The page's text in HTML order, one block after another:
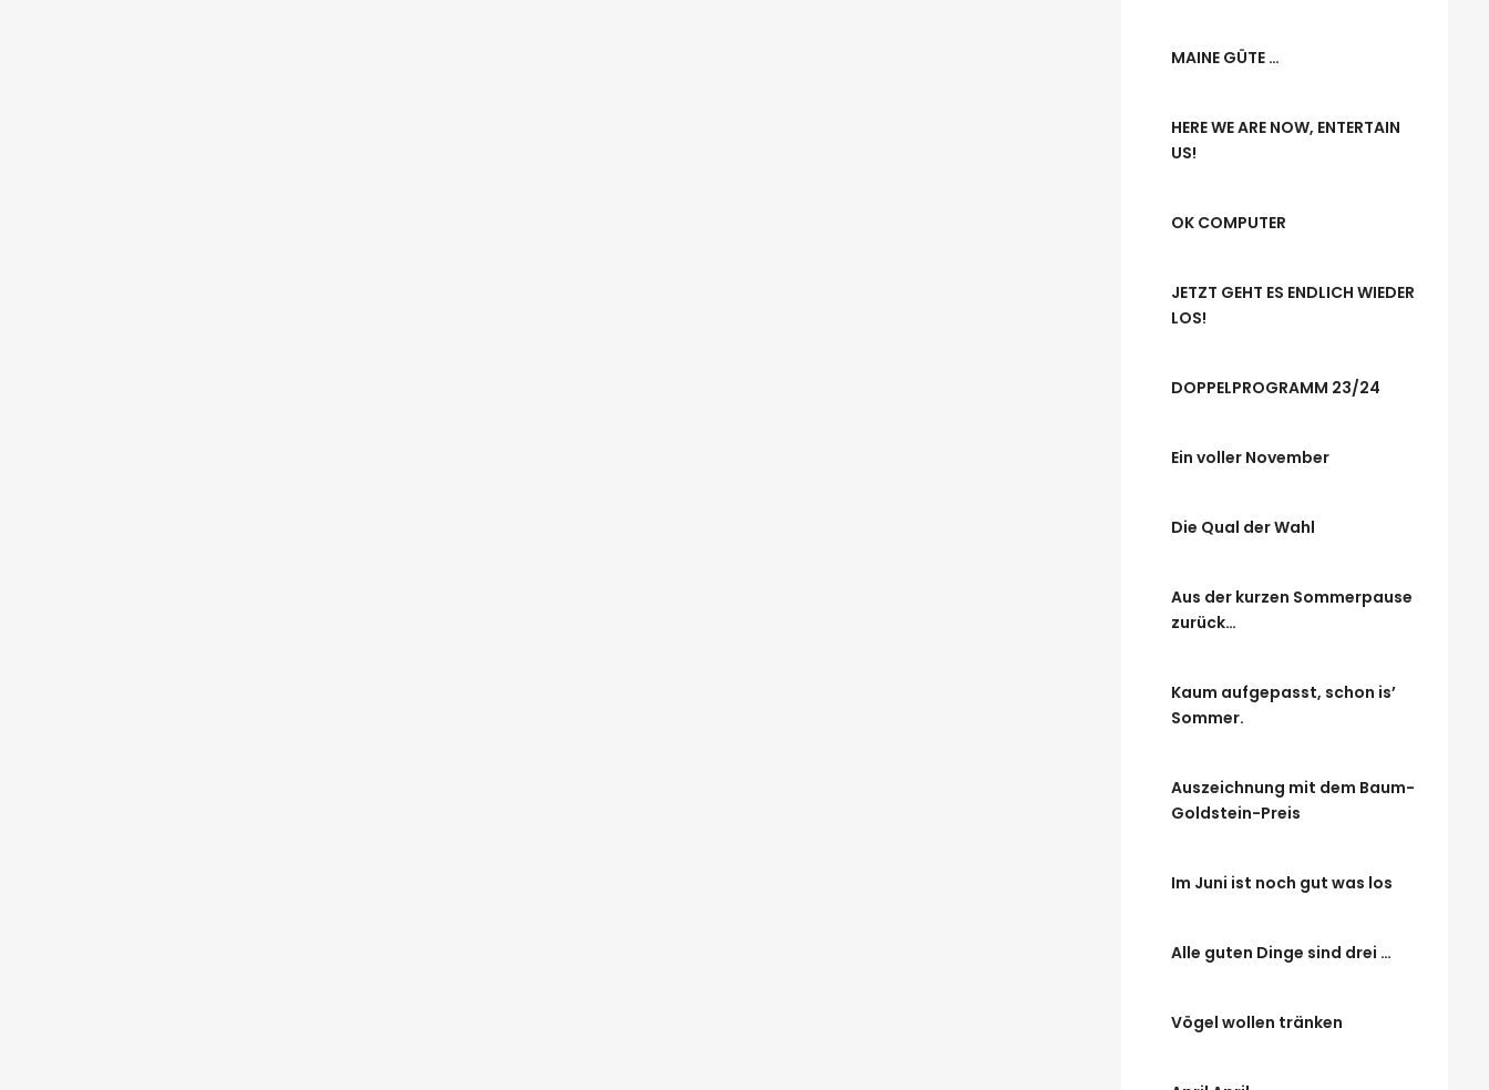
MAINE GÜTE …
HERE WE ARE NOW, ENTERTAIN
US!
OK COMPUTER
JETZT GEHT ES ENDLICH WIEDER
LOS!
DOPPELPROGRAMM 23/24
Ein voller November
Die Qual der Wahl
Aus der kurzen Sommerpause
zurück…
Kaum aufgepasst, schon is’
Sommer.
Auszeichnung mit dem Baum-
Goldstein-Preis
Im Juni ist noch gut was los
Alle guten Dinge sind drei …
Vögel wollen tränken